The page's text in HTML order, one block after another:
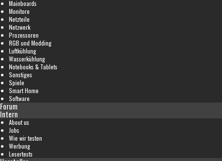
Mainboards
Monitore
Netzteile
Netzwerk
Prozessoren
RGB und Modding
Luftkühlung
Wasserkühlung
Notebooks & Tablets
Sonstiges
Spiele
Smart Home
Software
Forum
Intern
About us
Jobs
Wie wir testen
Werbung
Lesertests